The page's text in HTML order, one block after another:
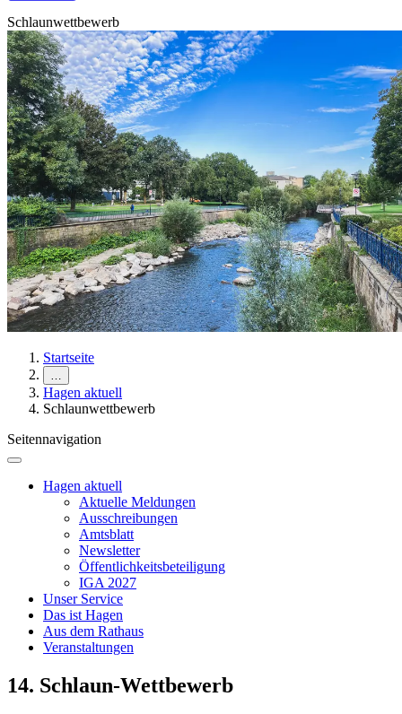
Schlaunwettbewerb
Startseite
…
Hagen aktuell
Schlaunwettbewerb
Seitennavigation
Hagen aktuell
Aktuelle Meldungen
Ausschreibungen
Amtsblatt
Newsletter
Öffentlichkeitsbeteiligung
IGA 2027
Unser Service
Das ist Hagen
Aus dem Rathaus
Veranstaltungen
14. Schlaun-Wettbewerb